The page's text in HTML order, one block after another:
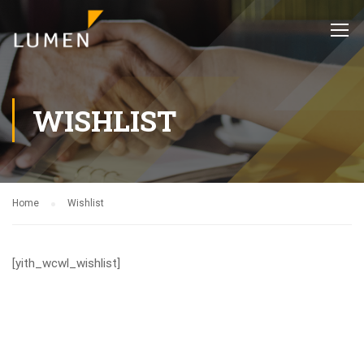
WISHLIST
Home Wishlist
[yith_wcwl_wishlist]